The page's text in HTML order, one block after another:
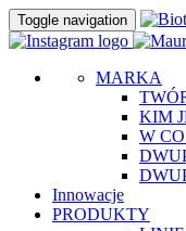
Toggle navigation
MARKA
KIM
W
Innowacje
PRODUKTY